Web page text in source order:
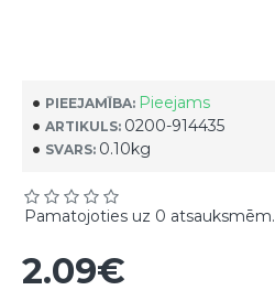
PIEEJAMĪBA: Pieejams
ARTIKULS: 0200-914435
SVARS: 0.10kg
Pamatojoties uz 0 atsauksmēm.
2.09€